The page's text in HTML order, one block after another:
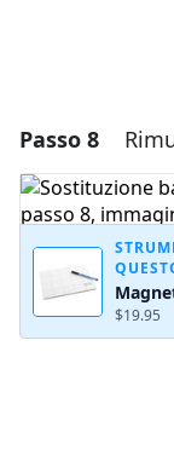
Passo 8
$19.95